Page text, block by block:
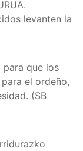
.
levanten la
para que los
el ordeño,
(SB